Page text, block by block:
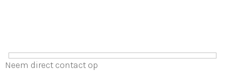
Neem direct contact op